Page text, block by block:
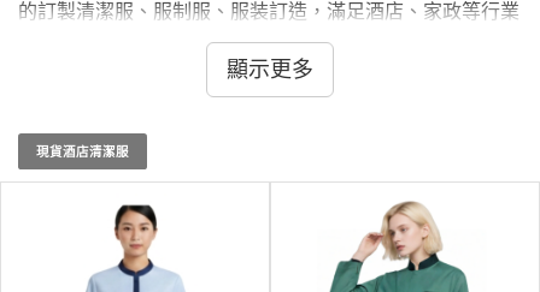
的訂製清潔服、服制服、服装訂造，滿足酒店、家政等行業
的專業需求。我們的訂製清潔服採用耐用且舒適的材料製
作，既能支持繁重的工作要求，又能保持員工的專業形象。
無論是酒店清潔服、馬姐衫還是家政制服，我們都能提供多
足客戶的具體需求。同時，我們也提供衣服染色服務香港，
讓您的制服更加獨特。選擋iGift制服公司的訂製清潔服，為
您的團隊打造舒適、專業的工作裝。立即聯繫我們，開始您
的訂製之旅！清潔服最少訂購量 -MOQ: 10件起 ； 價格：
HKD80 / 起, 視乎數量而定。貨期約需14-21天。
顯示更多
現貨酒店清潔服